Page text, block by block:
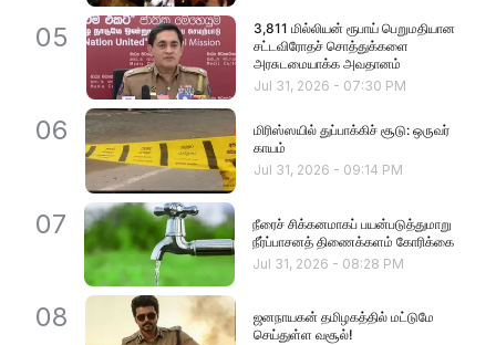
05
3,811 மில்லியன் ரூபாய் பெறுமதியான
சட்டவிரோதச் சொத்துக்களை
அரசுடமையாக்க அவதானம்
Jul 31, 2026 - 07:30 PM
06
மிரிஸ்ஸயில் துப்பாக்கிச் சூடு: ஒருவர்
காயம்
Jul 31, 2026 - 09:14 PM
07
நீரைச் சிக்கனமாகப் பயன்படுத்துமாறு
நீர்ப்பாசனத் திணைக்களம் கோரிக்கை
Jul 31, 2026 - 08:28 PM
08
ஜனநாயகன் தமிழகத்தில் மட்டுமே
செய்துள்ள வசூல்!